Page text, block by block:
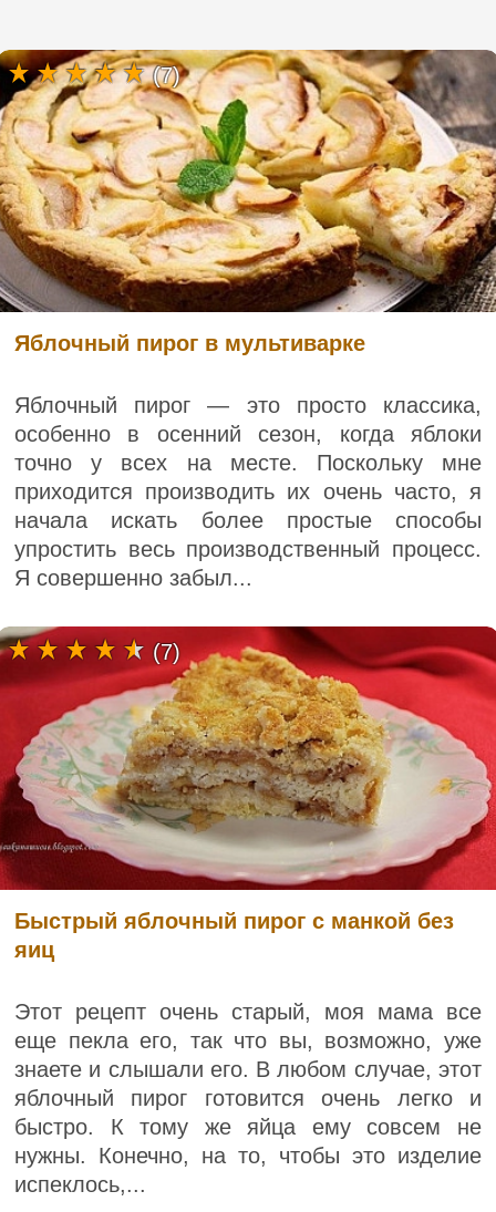
Яблочный пирог в мультиварке
Яблочный пирог — это просто классика,
особенно в осенний сезон, когда яблоки
точно у всех на месте. Поскольку мне
приходится производить их очень часто, я
начала искать более простые способы
упростить весь производственный процесс.
Я совершенно забыл...
(7)
Быстрый яблочный пирог с манкой без
яиц
Этот рецепт очень старый, моя мама все
еще пекла его, так что вы, возможно, уже
знаете и слышали его. В любом случае, этот
яблочный пирог готовится очень легко и
быстро. К тому же яйца ему совсем не
нужны. Конечно, на то, чтобы это изделие
испеклось,...
(7)